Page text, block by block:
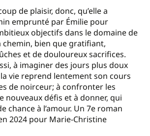
de plaisir, donc, qu’elle a
emprunté par Émilie pour
objectifs dans le domaine de
chemin, bien que gratifiant,
et de douloureux sacrifices.
à imaginer des jours plus doux
vie reprend lentement son cours
de noirceur; à confronter les
nouveaux défis et à donner, qui
chance à l’amour. Un 7e roman
2024 pour Marie-Christine